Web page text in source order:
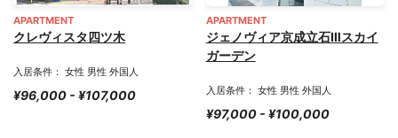
APARTMENT
クレヴィスタ四ツ木
入居条件： 女性 男性 外国人
¥96,000 - ¥107,000
APARTMENT
ジェノヴィア京成立石Ⅲスカイ
ガーデン
入居条件： 女性 男性 外国人
¥97,000 - ¥100,000